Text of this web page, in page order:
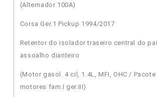
(Alternador 100A)
Corsa Ger.1 Pickup 1994/2017
Retentor do isolador traseiro central do
assoalho dianteiro
(Motor gasol. 4 cil, 1.4L, MFI, OHC /
motores fam.I ger.III)